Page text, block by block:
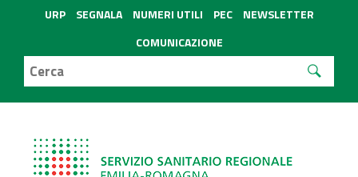
URP SEGNALA NUMERI UTILI PEC
NEWSLETTER
COMUNICAZIONE